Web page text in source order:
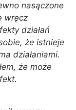
nasączone
wręcz
działań
że istnieje
działaniami.
że może